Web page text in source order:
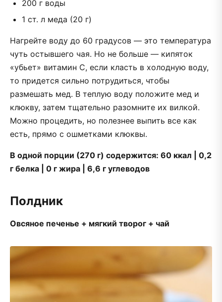
200 г воды
1 ст. л меда (20 г)
Нагрейте воду до 60 градусов — это температура
чуть остывшего чая. Но не больше — кипяток
«убьет» витамин С, если класть в холодную воду,
то придется сильно потрудиться, чтобы
размешать мед. В теплую воду положите мед и
клюкву, затем тщательно разомните их вилкой.
Можно процедить, но полезнее выпить все как
есть, прямо с ошметками клюквы.
В одной порции (270 г) содержится: 60 ккал | 0,2
г белка | 0 г жира | 6,6 г углеводов
Полдник
Овсяное печенье + мягкий творог + чай